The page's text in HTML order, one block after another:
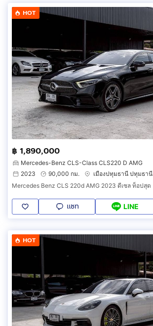
HOT
฿ 1,890,000
Mercedes-Benz CLS-Class CLS220 D AMG
2023
90,000 กม.
เมืองปทุมธานี ปทุมธานี
Mercedes Benz CLS 220d AMG 2023 ดีเซล ท็อปสุด
แชท LINE
HOT